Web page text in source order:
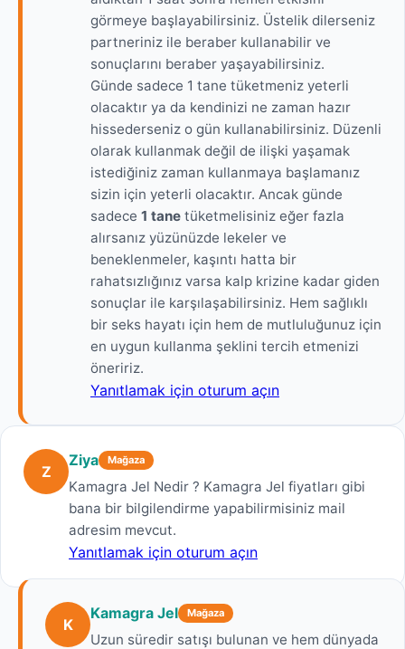
görmeye başlayabilirsiniz. Üstelik dilerseniz
partneriniz ile beraber kullanabilir ve
sonuçlarını beraber yaşayabilirsiniz.
Günde sadece 1 tane tüketmeniz yeterli
olacaktır ya da kendinizi ne zaman hazır
hissederseniz o gün kullanabilirsiniz. Düzenli
olarak kullanmak değil de ilişki yaşamak
istediğiniz zaman kullanmaya başlamanız
sizin için yeterli olacaktır. Ancak günde
sadece 1 tane tüketmelisiniz eğer fazla
alırsanız yüzünüzde lekeler ve
beneklenmeler, kaşıntı hatta bir
rahatsızlığınız varsa kalp krizine kadar giden
sonuçlar ile karşılaşabilirsiniz. Hem sağlıklı
bir seks hayatı için hem de mutluluğunuz için
en uygun kullanma şeklini tercih etmenizi
öneririz.
Yanıtlamak için oturum açın
Z
Ziya Mağaza
Kamagra Jel Nedir ? Kamagra Jel fiyatları gibi
bana bir bilgilendirme yapabilirmisiniz mail
adresim mevcut.
Yanıtlamak için oturum açın
K
Kamagra Jel Mağaza
Uzun süredir satışı bulunan ve hem dünyada